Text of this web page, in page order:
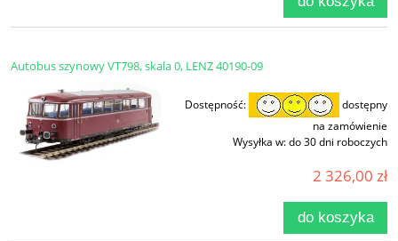
Autobus szynowy VT798, skala 0, LENZ 40190-09
Dostępność:
dostępny
na zamówienie
Wysyłka w:do 30 dni roboczych
2 326,00 zł
do koszyka